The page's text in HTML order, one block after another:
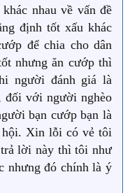
nhau về vấn đề
định tốt xấu khác
để chia cho dân
nhưng ăn cướp thì
người đánh giá là
đối với người nghèo
bạn cướp bạn là
hội. Xin lỗi có vẻ tôi
lời này thì tôi như
nhưng đó chính là ý